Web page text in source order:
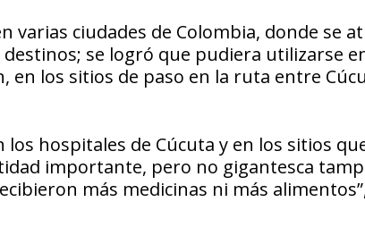
ciudades de Colombia, donde se
se logró que pudiera utilizarse
en los sitios de paso en la ruta entre
hospitales de Cúcuta y en los sitios
importante, pero no gigantesca
más medicinas ni más